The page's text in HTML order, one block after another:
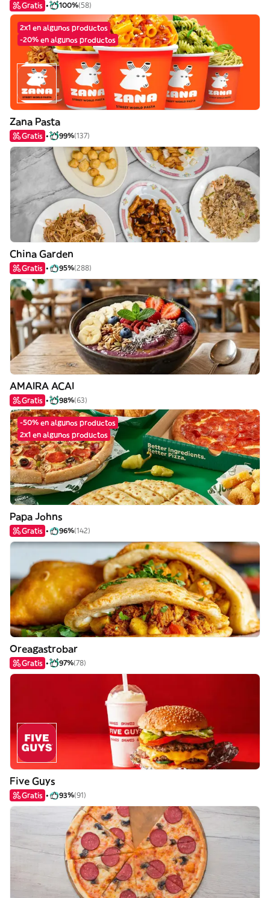
Gratis 100%(58)
2x1 en algunos productos
-20% en algunos productos
Zana Pasta
Gratis 99%(137)
China Garden
Gratis 95%(288)
AMAIRA ACAI
Gratis 98%(63)
-50% en algunos productos
2x1 en algunos productos
Papa Johns
Gratis 96%(142)
Oreagastrobar
Gratis 97%(78)
Five Guys
Gratis 93%(91)